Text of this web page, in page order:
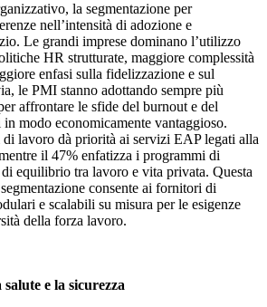
la segmentazione per
nell’intensità di adozione e
Le grandi imprese dominano l’utilizzo
HR strutturate, maggiore complessità
enfasi sulla fidelizzazione e sul
le PMI stanno adottando sempre più
affrontare le sfide del burnout e del
modo economicamente vantaggioso.
lavoro dà priorità ai servizi EAP legati alla
il 47% enfatizza i programmi di
equilibrio tra lavoro e vita privata. Questa
consente ai fornitori di
e scalabili su misura per le esigenze
della forza lavoro.
e la sicurezza